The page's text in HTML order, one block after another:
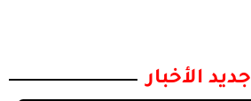
جديد الأخبار